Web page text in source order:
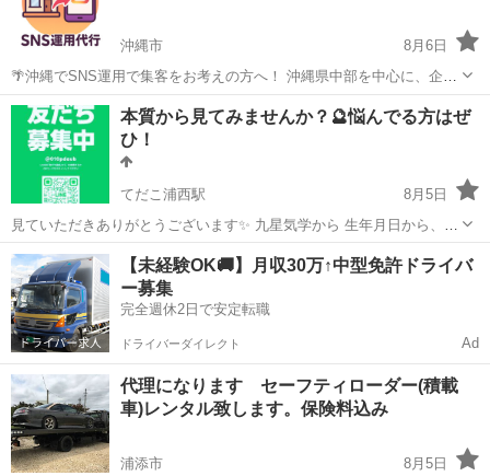
沖縄市
8月6日
🌴沖縄でSNS運用で集客をお考えの方へ！ 沖縄県中部を中心に、企業
や店舗のSNS運用をトータルサポートします！ 撮影・編集・投稿まで
対応可能✨ 必要な部分だけのサポートもOKです！ 🌈 こんな方におす
すめ！ ・S...
沖縄 沖縄市 その他 YouTube
本質から見てみませんか？🔮悩んでる方はぜ
ひ！
てだこ浦西駅
8月5日
見ていただきありがとうございます✨ 九星気学から 生年月日から、4
つの星をだします。 運気、相性、恋愛、仕事、健康(注意点)、妊娠(出
来やすい日必ずできる分けでは無いです)、開運の進め方 鑑定して行き
ます。 生年月日で、色...
沖縄 うるま市 てだこ浦西駅 その他 九星気学
【未経験OK🚚】月収30万↑中型免許ドライバ
ー募集
完全週休2日で安定転職
ドライバーダイレクト Ad
代理になります セーフティローダー(積載
車)レンタル致します。保険料込み
浦添市
8月5日